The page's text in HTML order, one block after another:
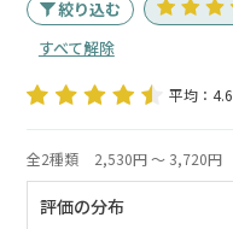
絞り込む
すべて解除
平均：4.6
全2種類 2,530円 ～ 3,720円
評価の分布